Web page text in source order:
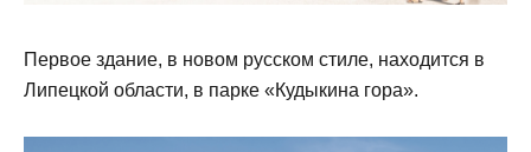
Первое здание, в новом русском стиле, находится в
Липецкой области, в парке «Кудыкина гора».